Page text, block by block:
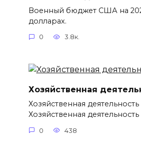
Военный бюджет США на
долларах.
0 3.8к.
Хозяйственная
Хозяйственная
Хозяйственная деятельность
0 438